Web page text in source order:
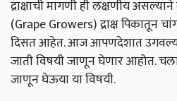
द्राक्षाची मागणी ही लक्षणीय
(Grape Growers) द्राक्ष पिकातून
दिसत आहेत. आज आपणदेशात उगवल्या
जाती विषयी जाणून घेणार आहोत.
जाणून घेऊया या विषयी.